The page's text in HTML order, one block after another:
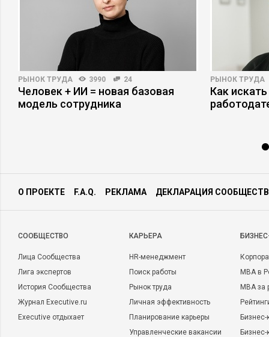
РЫНОК ТРУДА 3990 24
Человек + ИИ = новая базовая
модель сотрудника
РЫНОК ТРУДА
Как
О ПРОЕКТЕ F.A.Q. РЕКЛАМА ДЕКЛАРАЦИЯ
CООБЩЕСТВО
Лица Сообщества
Лига экспертов
История Сообщества
Журнал Executive.ru
Executive отдыхает
КАРЬЕРА
HR-менеджмент
Поиск работы
Рынок труда
Личная эффективность
Планирование карьеры
Управленческие вакансии
MBA в
MBA
Бизнес-